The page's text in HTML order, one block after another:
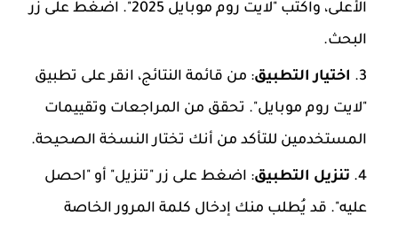
الأعلى، واكتب "لايت روم موبايل 2025". اضغط على زر
البحث.
اختيار التطبيق: من قائمة النتائج، انقر على تطبيق
"لايت روم موبايل". تحقق من المراجعات وتقييمات
المستخدمين للتأكد من أنك تختار النسخة الصحيحة.
تنزيل التطبيق: اضغط على زر "تنزيل" أو "احصل
عليه". قد يُطلب منك إدخال كلمة المرور الخاصة